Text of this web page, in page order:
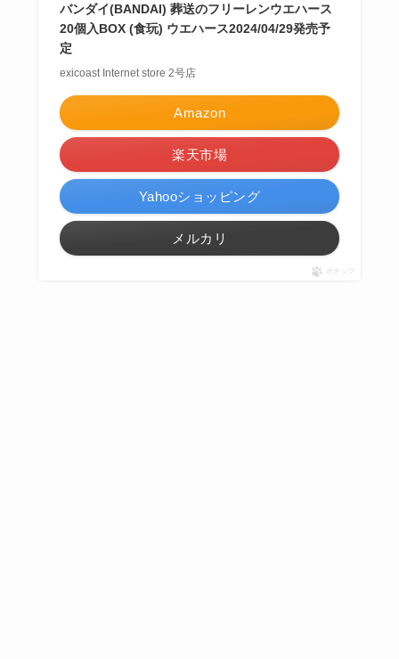
バンダイ(BANDAI) 葬送のフリーレンウエハース
20個入BOX (食玩) ウエハース2024/04/29発売予
定
exicoast Internet store 2号店
Amazon
楽天市場
Yahooショッピング
メルカリ
ポチップ